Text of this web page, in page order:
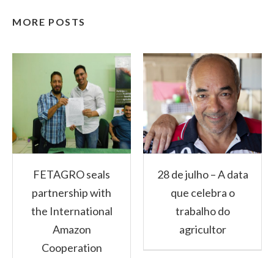
MORE POSTS
FETAGRO seals
partnership with
the International
Amazon
Cooperation
28 de julho – A data
que celebra o
trabalho do
agricultor